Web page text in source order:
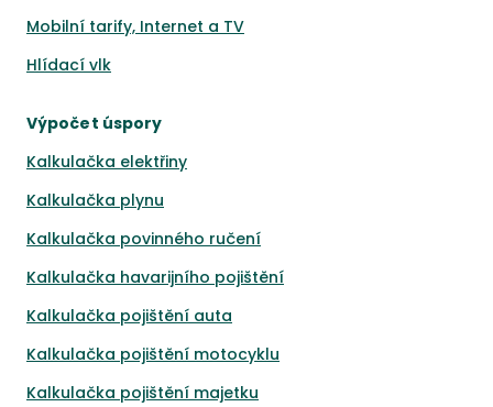
Mobilní tarify, Internet a TV
Hlídací vlk
Výpočet úspory
Kalkulačka elektřiny
Kalkulačka plynu
Kalkulačka povinného ručení
Kalkulačka havarijního pojištění
Kalkulačka pojištění auta
Kalkulačka pojištění motocyklu
Kalkulačka pojištění majetku